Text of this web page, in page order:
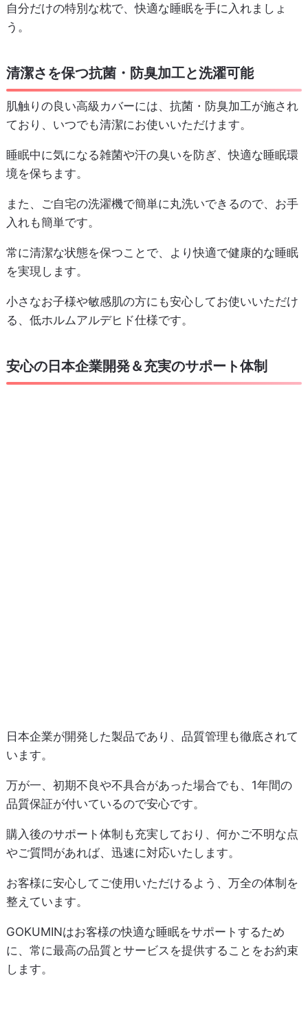
自分だけの特別な枕で、快適な睡眠を手に入れましょ
う。
清潔さを保つ抗菌・防臭加工と洗濯可能
肌触りの良い高級カバーには、抗菌・防臭加工が施され
ており、いつでも清潔にお使いいただけます。
睡眠中に気になる雑菌や汗の臭いを防ぎ、快適な睡眠環
境を保ちます。
また、ご自宅の洗濯機で簡単に丸洗いできるので、お手
入れも簡単です。
常に清潔な状態を保つことで、より快適で健康的な睡眠
を実現します。
小さなお子様や敏感肌の方にも安心してお使いいただけ
る、低ホルムアルデヒド仕様です。
安心の日本企業開発＆充実のサポート体制
日本企業が開発した製品であり、品質管理も徹底されて
います。
万が一、初期不良や不具合があった場合でも、1年間の
品質保証が付いているので安心です。
購入後のサポート体制も充実しており、何かご不明な点
やご質問があれば、迅速に対応いたします。
お客様に安心してご使用いただけるよう、万全の体制を
整えています。
GOKUMINはお客様の快適な睡眠をサポートするため
に、常に最高の品質とサービスを提供することをお約束
します。